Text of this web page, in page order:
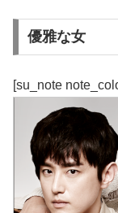
優雅な女
[su_note